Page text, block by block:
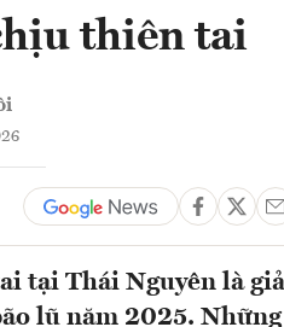
thiên tai
tại Thái Nguyên là
lũ năm 2025. Những